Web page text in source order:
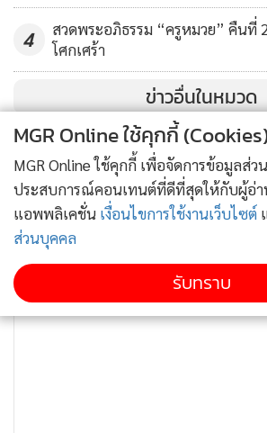
4
สวดพระอภิธรรม “ครูหมวย” คืนที่
โศกเศร้า
ข่าวอื่นในหมวด
MGR Online ใช้คุกกี้
MGR Online ใช้คุกกี้ เพื่อจัดการข้อมูลส่
ประสบการณ์คอนเทนต์ที่ดีที่สุดให้กับผู้อ่า
แอพพลิเคชั่น เงื่อนไขการใช้งานเว็บไซต์
ส่วนบุคคล
รับทราบ